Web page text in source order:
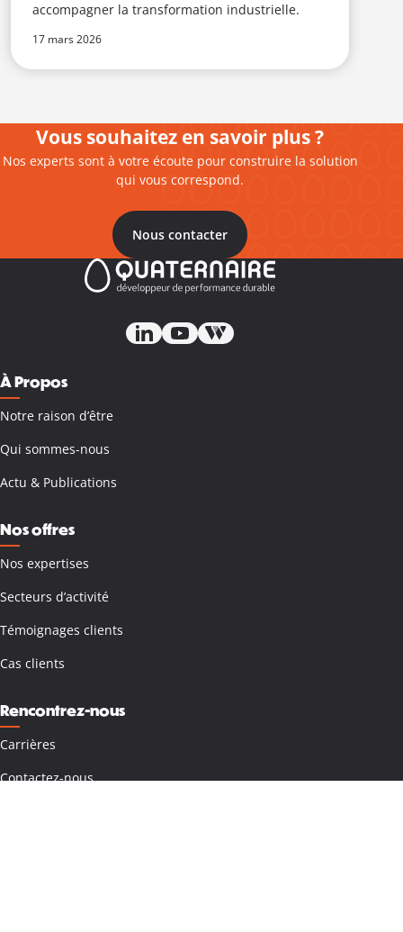
accompagner la transformation industrielle.
17 mars 2026
Vous souhaitez en savoir plus ?
Nos experts sont à votre écoute pour construire la solution
qui vous correspond.
Nous contacter
À Propos
Notre raison d’être
Qui sommes-nous
Actu & Publications
Nos offres
Nos expertises
Secteurs d’activité
Témoignages clients
Cas clients
Rencontrez-nous
Carrières
Contactez-nous